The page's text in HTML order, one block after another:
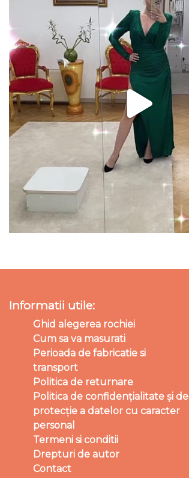
Informatii utile:
Ghid alegerea rochiei
Cum sa va masurati
Perioada de fabricatie si
transport
Politica de returnare
Politica de confidențialitate și de
protecție a datelor cu caracter
personal
Termeni si conditii
Drepturi de autor
Contact